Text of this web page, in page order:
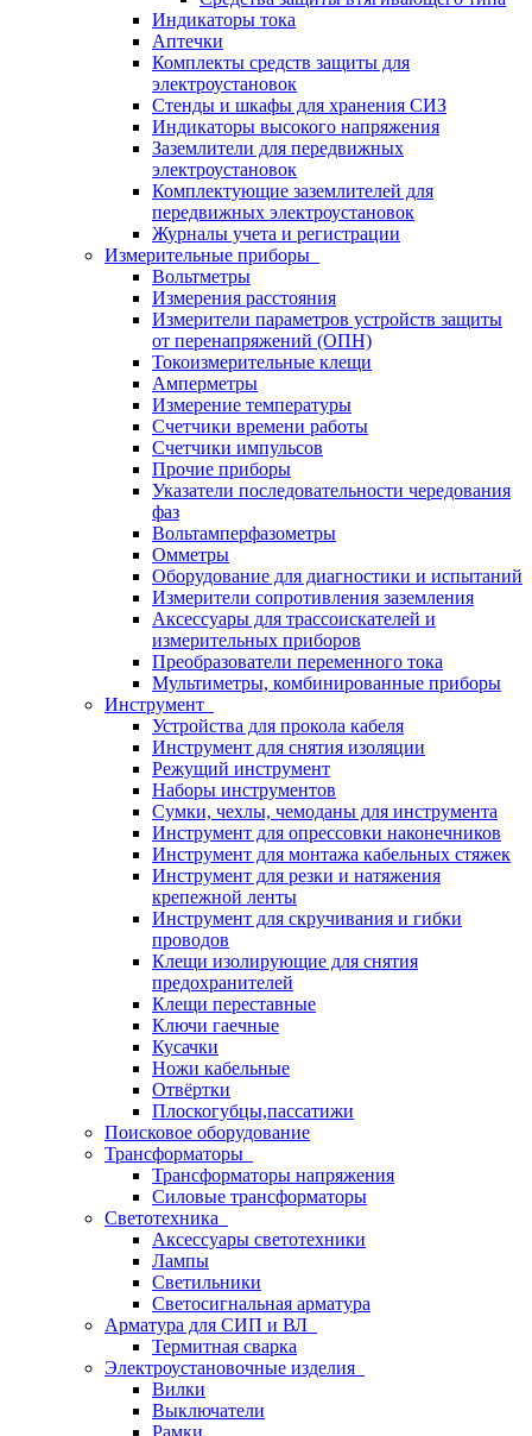
Индикаторы тока
Аптечки
Комплекты средств защиты для
электроустановок
Стенды и шкафы для хранения СИЗ
Индикаторы высокого напряжения
Заземлители для передвижных
электроустановок
Комплектующие заземлителей для
передвижных электроустановок
Журналы учета и регистрации
Измерительные приборы
Вольтметры
Измерения расстояния
Измерители параметров устройств защиты
от перенапряжений (ОПН)
Токоизмерительные клещи
Амперметры
Измерение температуры
Счетчики времени работы
Счетчики импульсов
Прочие приборы
Указатели последовательности чередования
фаз
Вольтамперфазометры
Омметры
Оборудование для диагностики и испытаний
Измерители сопротивления заземления
Аксессуары для трассоискателей и
измерительных приборов
Преобразователи переменного тока
Мультиметры, комбинированные приборы
Инструмент
Устройства для прокола кабеля
Инструмент для снятия изоляции
Режущий инструмент
Наборы инструментов
Сумки, чехлы, чемоданы для инструмента
Инструмент для опрессовки наконечников
Инструмент для монтажа кабельных стяжек
Инструмент для резки и натяжения
крепежной ленты
Инструмент для скручивания и гибки
проводов
Клещи изолирующие для снятия
предохранителей
Клещи переставные
Ключи гаечные
Кусачки
Ножи кабельные
Отвёртки
Плоскогубцы,пассатижи
Поисковое оборудование
Трансформаторы
Трансформаторы напряжения
Силовые трансформаторы
Светотехника
Аксессуары светотехники
Лампы
Светильники
Светосигнальная арматура
Арматура для СИП и ВЛ
Термитная сварка
Электроустановочные изделия
Вилки
Выключатели
Рамки